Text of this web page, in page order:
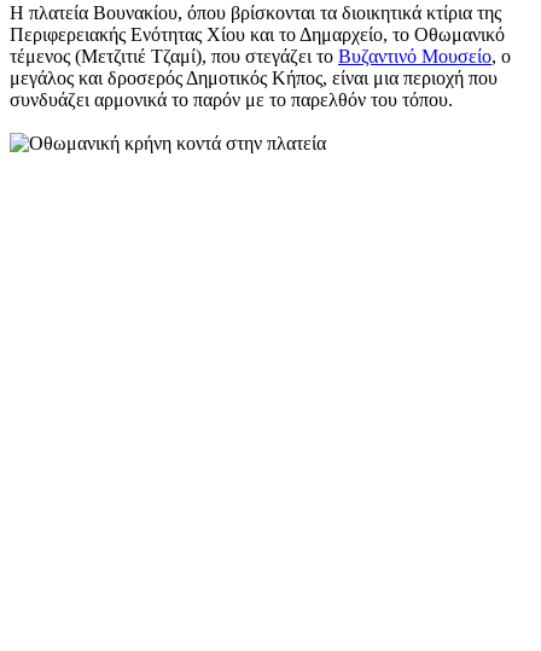
Η πλατεία Βουνακίου, όπου βρίσκονται τα διοικητικά κτίρια της
Περιφερειακής Ενότητας Χίου και το Δημαρχείο, το Οθωμανικό
τέμενος (Μετζιτιέ Τζαμί), που στεγάζει το Βυζαντινό Μουσείο, ο
μεγάλος και δροσερός Δημοτικός Κήπος, είναι μια περιοχή που
συνδυάζει αρμονικά το παρόν με το παρελθόν του τόπου.